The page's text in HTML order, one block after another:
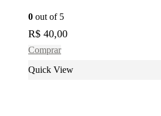
0 out of 5
R$ 40,00
Comprar
Quick View